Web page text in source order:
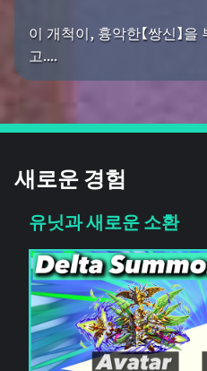
이 개척이, 흉악한【쌍신】
고....
새로운 경험
유닛과 새로운 소환